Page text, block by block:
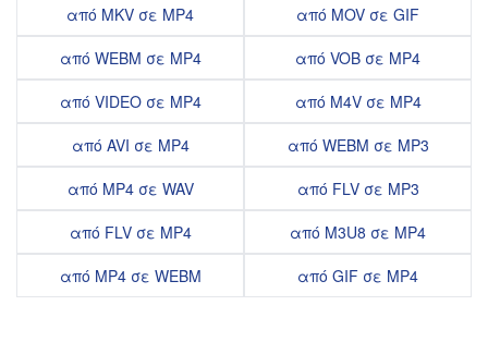
από MKV σε MP4
από WEBM σε MP4
από VIDEO σε MP4
από AVI σε MP4
από MP4 σε WAV
από FLV σε MP4
από MP4 σε WEBM
από MOV σε GIF
από VOB σε MP4
από M4V σε MP4
από WEBM σε MP3
από FLV σε MP3
από M3U8 σε MP4
από GIF σε MP4